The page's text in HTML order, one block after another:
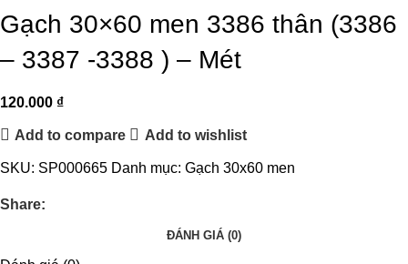
Gạch 30×60 men 3386 thân (3386
– 3387 -3388 ) – Mét
120.000 ₫
Add to compare Add to wishlist
SKU: SP000665 Danh mục: Gạch 30x60 men
Share:
ĐÁNH GIÁ (0)